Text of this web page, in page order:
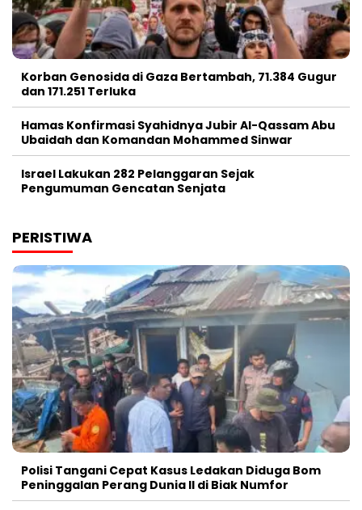
Korban Genosida di Gaza Bertambah, 71.384 Gugur
dan 171.251 Terluka
Hamas Konfirmasi Syahidnya Jubir Al-Qassam Abu
Ubaidah dan Komandan Mohammed Sinwar
Israel Lakukan 282 Pelanggaran Sejak
Pengumuman Gencatan Senjata
PERISTIWA
Polisi Tangani Cepat Kasus Ledakan Diduga Bom
Peninggalan Perang Dunia II di Biak Numfor